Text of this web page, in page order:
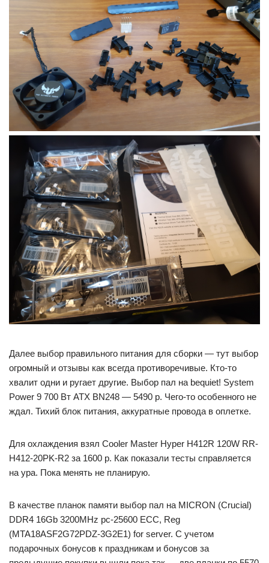
Далее выбор правильного питания для сборки — тут выбор
огромный и отзывы как всегда противоречивые. Кто-то
хвалит одни и ругает другие. Выбор пал на bequiet! System
Power 9 700 Вт ATX BN248 — 5490 р. Чего-то особенного не
ждал. Тихий блок питания, аккуратные провода в оплетке.
Для охлаждения взял Cooler Master Hyper H412R 120W RR-
H412-20PK-R2 за 1600 р. Как показали тесты справляется
на ура. Пока менять не планирую.
В качестве планок памяти выбор пал на MICRON (Crucial)
DDR4 16Gb 3200MHz pc-25600 ECC, Reg
(MTA18ASF2G72PDZ-3G2E1) for server. С учетом
подарочных бонусов к праздникам и бонусов за